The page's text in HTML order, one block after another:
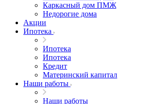
Каркасный дом ПМЖ
Недорогие дома
Акции
Ипотека
Ипотека
Ипотека
Кредит
Материнский капитал
Наши работы
Наши работы